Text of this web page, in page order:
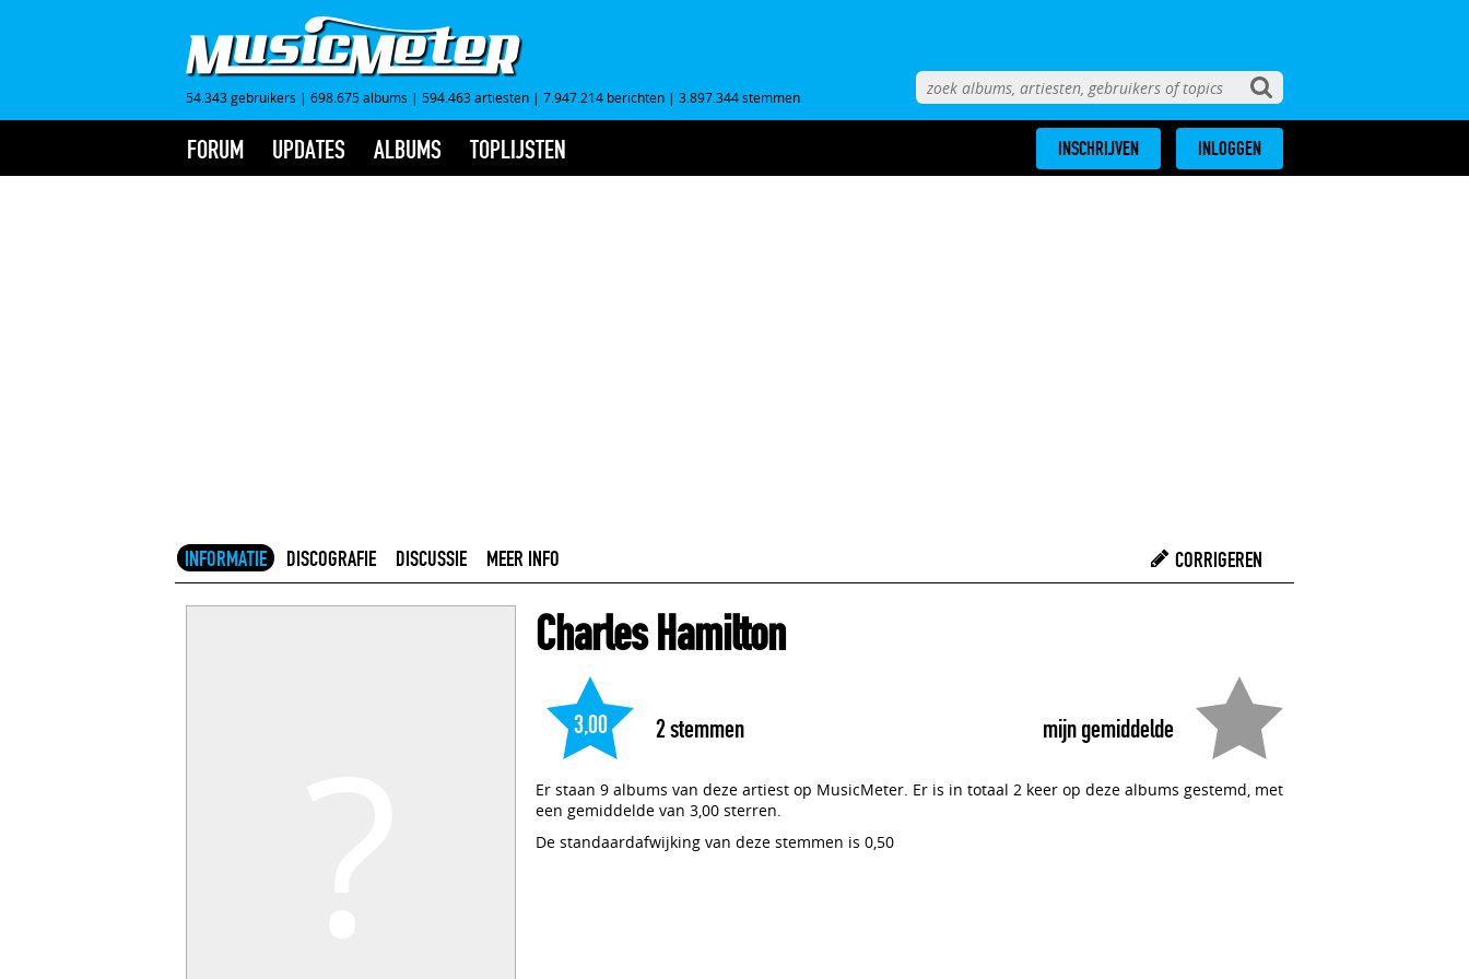
54.343 gebruikers | 698.675 albums | 594.463 artiesten | 7.947.214 berichten | 3.897.344 stemmen
FORUM UPDATES ALBUMS TOPLIJSTEN INSCHRIJVEN INLOGGEN
INFORMATIE DISCOGRAFIE DISCUSSIE MEER INFO CORRIGEREN
Charles Hamilton
mijn gemiddelde
3,00 2stemmen
Er staan 9 albums van deze artiest op MusicMeter. Er is in totaal 2 keer op deze albums gestemd, met
een gemiddelde van 3,00 sterren.
De standaardafwijking van deze stemmen is 0,50